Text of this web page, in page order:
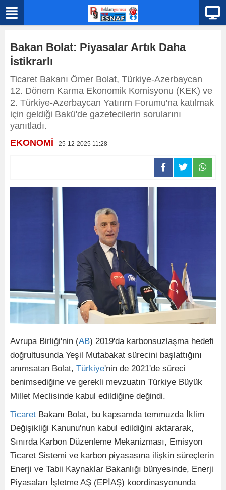
Bakan Bolat: Piyasalar Artık Daha
İstikrarlı
Ticaret Bakanı Ömer Bolat, Türkiye-Azerbaycan
12. Dönem Karma Ekonomik Komisyonu (KEK) ve
2. Türkiye-Azerbaycan Yatırım Forumu'na katılmak
için geldiği Bakü'de gazetecilerin sorularını
yanıtladı.
EKONOMİ - 25-12-2025 11:28
Avrupa Birliği'nin (AB) 2019'da karbonsuzlaşma hedefi
doğrultusunda Yeşil Mutabakat sürecini başlattığını
anımsatan Bolat, Türkiye'nin de 2021'de süreci
benimsediğine ve gerekli mevzuatın Türkiye Büyük
Millet Meclisinde kabul edildiğine değindi.
Ticaret Bakanı Bolat, bu kapsamda temmuzda İklim
Değişikliği Kanunu'nun kabul edildiğini aktararak,
Sınırda Karbon Düzenleme Mekanizması, Emisyon
Ticaret Sistemi ve karbon piyasasına ilişkin süreçlerin
Enerji ve Tabii Kaynaklar Bakanlığı bünyesinde, Enerji
Piyasaları İşletme AŞ (EPİAŞ) koordinasyonunda